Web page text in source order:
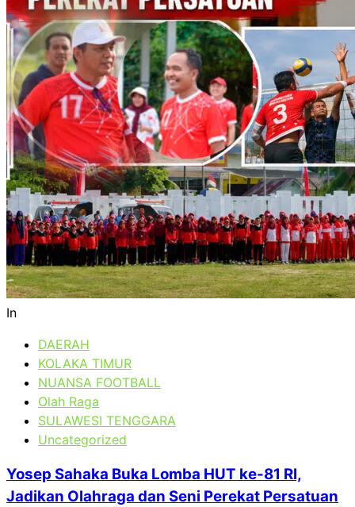
In
DAERAH
KOLAKA TIMUR
NUANSA FOOTBALL
Olah Raga
SULAWESI TENGGARA
Uncategorized
Yosep Sahaka Buka Lomba HUT ke-81 RI,
Jadikan Olahraga dan Seni Perekat Persatuan